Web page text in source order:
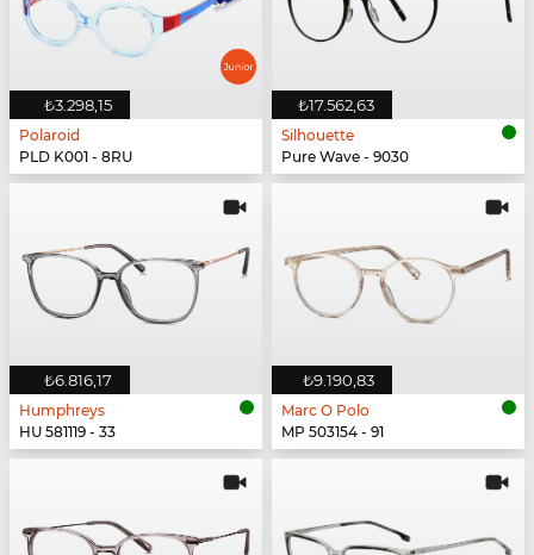
₺3.298,15
Polaroid
PLD K001 - 8RU
₺17.562,63
Silhouette
Pure Wave - 9030
₺6.816,17
Humphreys
HU 581119 - 33
₺9.190,83
Marc O Polo
MP 503154 - 91